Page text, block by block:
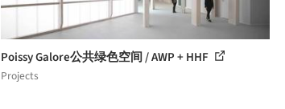
Poissy Galore公共绿色空间 / AWP + HHF
Projects